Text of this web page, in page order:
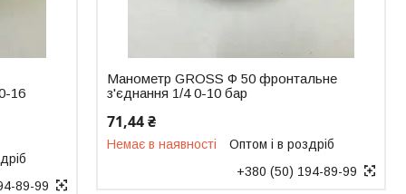
16
89-99
Манометр GROSS Ф 50 фронтальне
з'єднання 1/4 0-10 бар
71,44 ₴
Немає в наявності
Оптом і в роздріб
+380 (50) 194-89-99